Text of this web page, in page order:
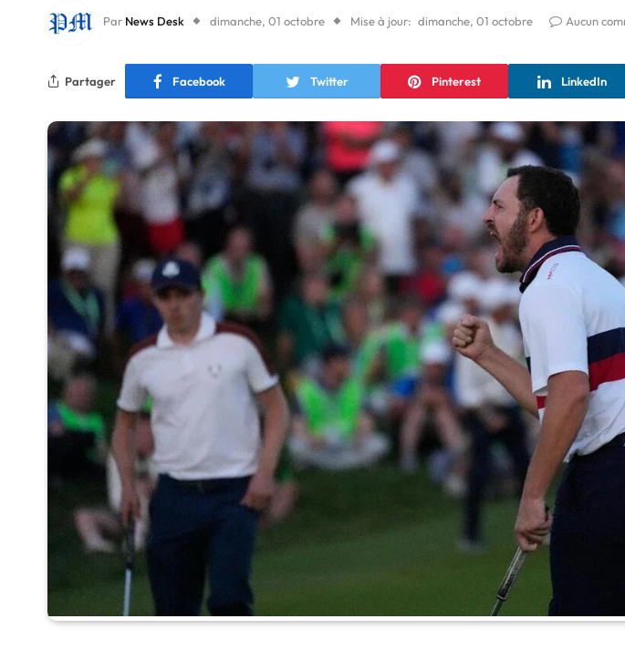
Par News Desk dimanche, 01 octobre Mise à jour: dimanche, 01 octobre Aucun
Partager Facebook Twitter Pinterest LinkedIn